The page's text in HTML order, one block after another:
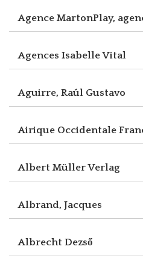
Agence MartonPlay,
Agences Isabelle Vital
Aguirre, Raúl Gustavo
Airique Occidentale
Albert Müller Verlag
Albrand, Jacques
Albrecht Dezső